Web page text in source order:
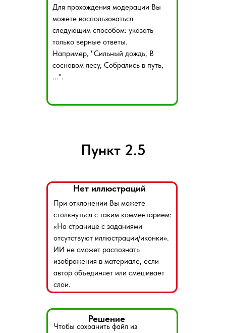
Для прохождения модерации Вы
можете воспользоваться
следующим способом: указать
только верные ответы.
Например, "Сильный дождь, В
сосновом лесу, Собрались в путь,
...".
Пункт 2.5
Нет иллюстраций
При отклонении Вы можете
столкнуться с таким комментарием:
«На странице с заданиями
отсутствуют иллюстрации/иконки».
ИИ не сможет распознать
изображения в материале, если
автор объединяет или смешивает
слои.
Чтобы сохранить файл из
Решение